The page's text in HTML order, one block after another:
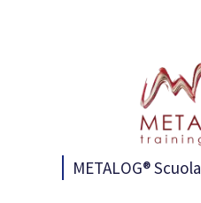
METALOG® Scuola